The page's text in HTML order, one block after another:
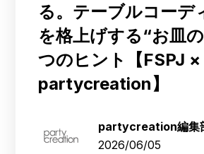
る。テーブルコーデ
を格上げする“お皿
つのヒント【FSPJ ×
partycreation】
partycreation編集
2026/06/05